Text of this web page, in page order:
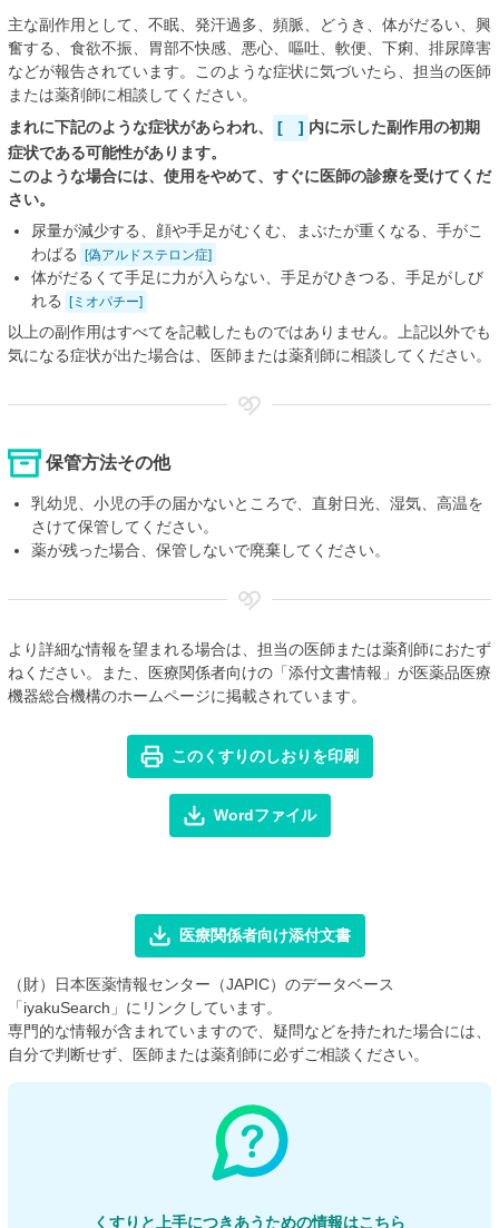
主な副作用として、不眠、発汗過多、頻脈、どうき、体がだるい、興
奮する、食欲不振、胃部不快感、悪心、嘔吐、軟便、下痢、排尿障害
などが報告されています。このような症状に気づいたら、担当の医師
または薬剤師に相談してください。
まれに下記のような症状があらわれ、
[ ] 内に示した副作用の初期
症状である可能性があります。
このような場合には、使用をやめて、すぐに医師の診療を受けてくだ
さい。
尿量が減少する、顔や手足がむくむ、まぶたが重くなる、手がこ
わばる [偽アルドステロン症]
体がだるくて手足に力が入らない、手足がひきつる、手足がしび
れる [ミオパチー]
以上の副作用はすべてを記載したものではありません。上記以外でも
気になる症状が出た場合は、医師または薬剤師に相談してください。
保管方法その他
乳幼児、小児の手の届かないところで、直射日光、湿気、高温を
さけて保管してください。
薬が残った場合、保管しないで廃棄してください。
より詳細な情報を望まれる場合は、担当の医師または薬剤師におたず
ねください。また、医療関係者向けの「添付文書情報」が医薬品医療
機器総合機構のホームページに掲載されています。
このくすりのしおりを印刷
Wordファイル
医療関係者向け添付文書
（財）日本医薬情報センター（JAPIC）のデータベース
「iyakuSearch」にリンクしています。
専門的な情報が含まれていますので、疑問などを持たれた場合には、
自分で判断せず、医師または薬剤師に必ずご相談ください。
くすりと上手につきあうための情報はこちら